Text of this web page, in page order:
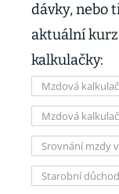
dávky, nebo
aktuální
kalkulačky:
Mzdová
Mzdová
Srovnání mzdy
Starobní důchod